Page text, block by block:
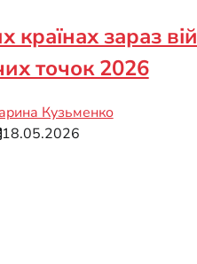
країнах зараз
точок 2026
Кузьменко
18.05.2026